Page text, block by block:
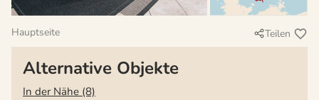
Hauptseite Teilen
Alternative Objekte
In der Nähe (8)